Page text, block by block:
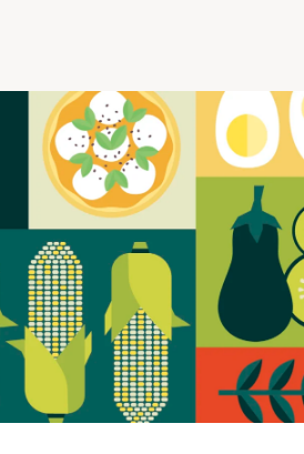
Comprendre les coûts
Les 6 étapes de décision
Votre arrivée en résidence
Témoignages
Ce qui est inclus
Votre appartement
Aires communes
Activités
Commerces intégrés
Services optionnels